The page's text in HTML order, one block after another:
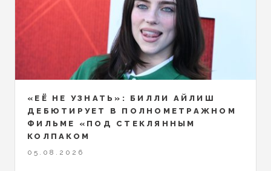
«ЕЁ НЕ УЗНАТЬ»: БИЛЛИ АЙЛИШ
ДЕБЮТИРУЕТ В ПОЛНОМЕТРАЖНОМ
ФИЛЬМЕ «ПОД СТЕКЛЯННЫМ
КОЛПАКОМ
05.08.2026